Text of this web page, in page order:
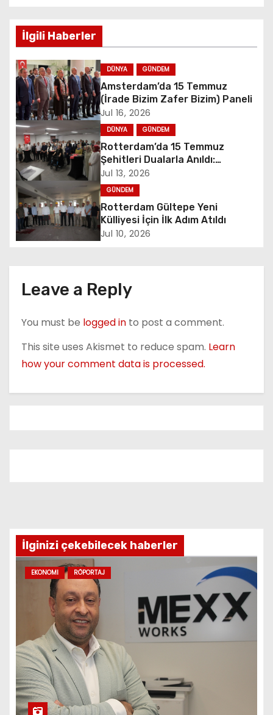
t
n
a
v
i
g
a
t
n
İlgili Haberler
DÜNYA GÜNDEM
Amsterdam’da 15 Temmuz
(İrade Bizim Zafer Bizim) Paneli
Jul 16, 2026
DÜNYA GÜNDEM
Rotterdam’da 15 Temmuz
Şehitleri Dualarla Anıldı:
“Demokrasiye Sahip Çıkmanın
Sembolü”
Jul 13, 2026
GÜNDEM
Rotterdam Gültepe Yeni
Külliyesi İçin İlk Adım Atıldı
Jul 10, 2026
Leave a Reply
You must be logged in to post a comment.
This site uses Akismet to reduce spam. Learn
how your comment data is processed.
İlginizi çekebilecek haberler
EKONOMI RÖPORTAJ